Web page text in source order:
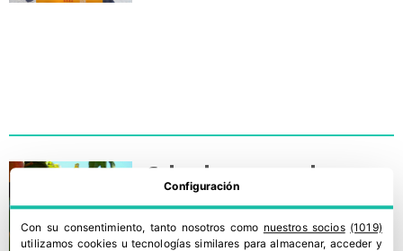
Sube el consumo y la
producción de melocotón y
nectarina en la UE
Configuración
Con su consentimiento, tanto nosotros como nuestros socios (1019)
utilizamos cookies u tecnologías similares para almacenar, acceder y